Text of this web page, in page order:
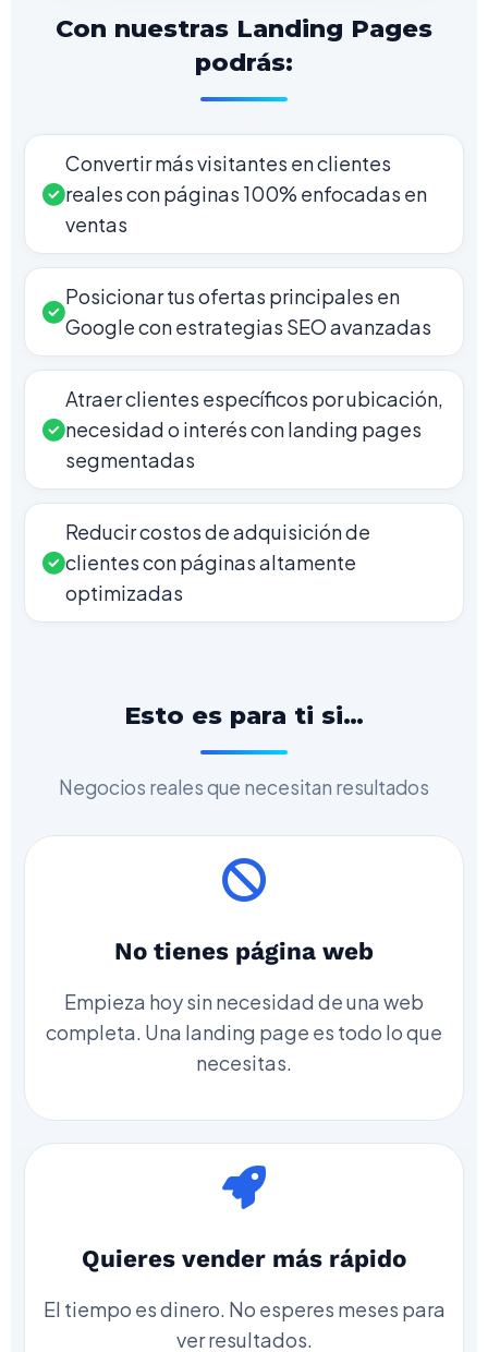
Con nuestras Landing Pages
podrás:
Convertir más visitantes en clientes
reales con páginas 100% enfocadas en
ventas
Posicionar tus ofertas principales en
Google con estrategias SEO avanzadas
Atraer clientes específicos por ubicación,
necesidad o interés con landing pages
segmentadas
Reducir costos de adquisición de
clientes con páginas altamente
optimizadas
Esto es para ti si…
Negocios reales que necesitan resultados
No tienes página web
Empieza hoy sin necesidad de una web
completa. Una landing page es todo lo que
necesitas.
Quieres vender más rápido
El tiempo es dinero. No esperes meses para
ver resultados.